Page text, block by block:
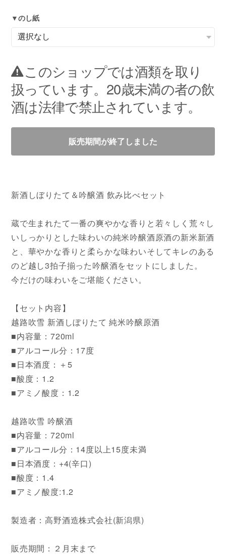
▼のし紙
このショップでは酒類を取り
扱っています。20歳未満の者の飲
酒は法律で禁止されています。
販売期間が終了しました
新酒しぼりたて＆吟醸酒 飲み比べセット
蔵で生まれたて一番の爽やかな香りと若々しく荒々し
いしっかりとした味わいの純米吟醸酒原酒の新米新酒
と、華やかな香りと柔らかな味わいそしてキレのある
のど越し3拍子揃った吟醸酒をセットにしました。
今だけの味わいをご堪能ください。
【セット内容】
越路吹雪 新酒しぼりたて 純米吟醸原酒
■内容量：720ml
■アルコール分：17度
■日本酒度：＋5
■酸度：1.2
■アミノ酸度：1.2
越路吹雪 吟醸酒
■内容量：720ml
■アルコール分：14度以上15度未満
■日本酒度：+4(辛口)
■酸度：1.4
■アミノ酸度:1.2
製造者：高野酒造株式会社(新潟県)
販売期間：２月末まで